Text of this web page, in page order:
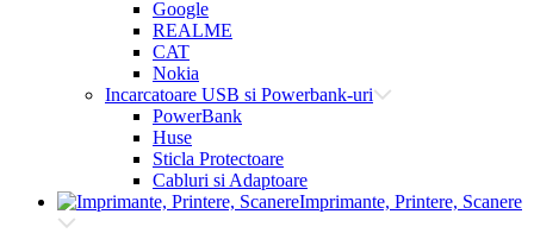
Google
REALME
CAT
Nokia
Incarcatoare USB si Powerbank-uri
PowerBank
Huse
Sticla Protectoare
Cabluri si Adaptoare
Imprimante, Printere, Scanere